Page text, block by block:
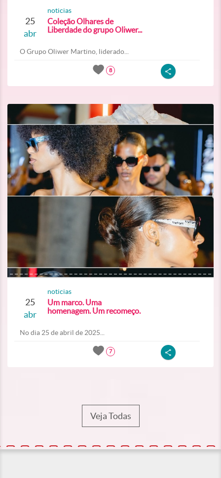
25
abr
noticias
Coleção Olhares de
Liberdade do grupo Oliwer...
O Grupo Oliwer Martino, liderado...
8
25
abr
noticias
Um marco. Uma
homenagem. Um recomeço.
No dia 25 de abril de 2025...
7
Veja Todas